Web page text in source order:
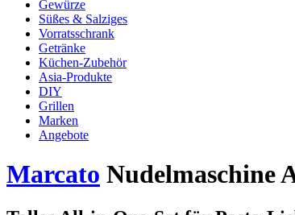
Gewürze
Süßes & Salziges
Vorratsschrank
Getränke
Küchen-Zubehör
Asia-Produkte
DIY
Grillen
Marken
Angebote
Marcato Nudelmaschine